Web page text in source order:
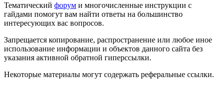
Тематический форум и многочисленные инструкции с
гайдами помогут вам найти ответы на большинство
интересующих вас вопросов.
Запрещается копирование, распространение или любое иное
использование информации и объектов данного сайта без
указания активной обратной гиперссылки.
Некоторые материалы могут содержать реферальные ссылки.